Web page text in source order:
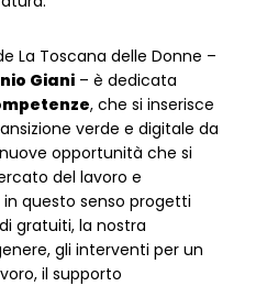
La Toscana delle Donne –
Giani – è dedicata
, che si inserisce
verde e digitale da
opportunità che si
del lavoro e
questo senso progetti
gratuiti, la nostra
gli interventi per un
il supporto